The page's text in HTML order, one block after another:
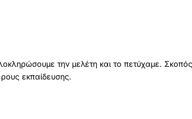
την μελέτη και το πετύχαμε. Σκοπός
εκπαίδευσης.